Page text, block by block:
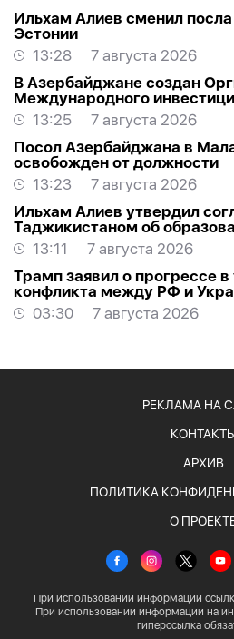
Ильхам Алиев сменил
Эстонии
13:28
7 августа 2026
В Азербайджане создан
Международного
РАСПОРЯЖЕНИЕ
13:25
7 августа 2026
Посол Азербайджана в
освобожден от должности
13:23
7 августа 2026
Ильхам Алиев утвердил
Таджикистаном об
13:11
7 августа 2026
Трамп заявил о прогрессе
конфликта между РФ и
03:30
7 августа 2026
РЕКЛАМА НА
АРХИВ
ПОЛИТИКА
О
При использовании информации
При использовании информации на
гиперссылка